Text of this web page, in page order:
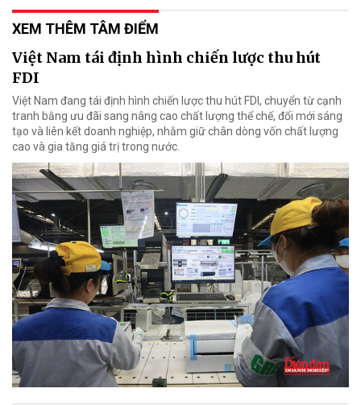
XEM THÊM TÂM ĐIỂM
Việt Nam tái định hình chiến lược thu hút
FDI
Việt Nam đang tái định hình chiến lược thu hút FDI, chuyển từ cạnh
tranh bằng ưu đãi sang nâng cao chất lượng thể chế, đổi mới sáng
tạo và liên kết doanh nghiệp, nhằm giữ chân dòng vốn chất lượng
cao và gia tăng giá trị trong nước.